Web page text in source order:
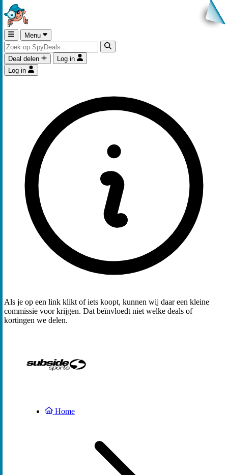
Menu
Deal delen
Log in
Log in
Als je op een link klikt of iets koopt, kunnen wij daar een kleine
commissie voor krijgen. Dat beïnvloedt niet welke deals of
kortingen we delen.
Home